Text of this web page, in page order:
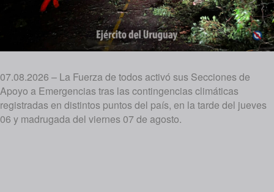
07.08.2026 – La Fuerza de todos activó sus Secciones de
Apoyo a Emergencias tras las contingencias climáticas
registradas en distintos puntos del país, en la tarde del jueves
06 y madrugada del viernes 07 de agosto.